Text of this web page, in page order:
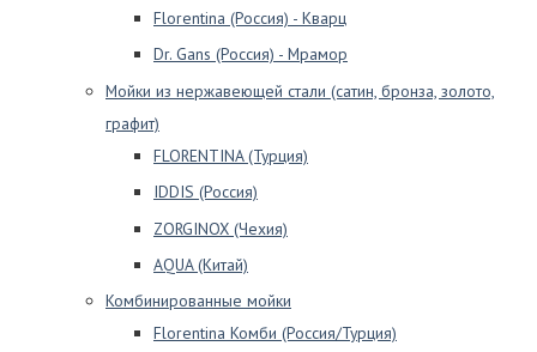
Florentina (Россия) - Кварц
Dr. Gans (Россия) - Мрамор
Мойки из нержавеющей стали (сатин, бронза, золото,
графит)
FLORENTINA (Турция)
IDDIS (Россия)
ZORGINOX (Чехия)
AQUA (Китай)
Комбинированные мойки
Florentina Комби (Россия/Турция)